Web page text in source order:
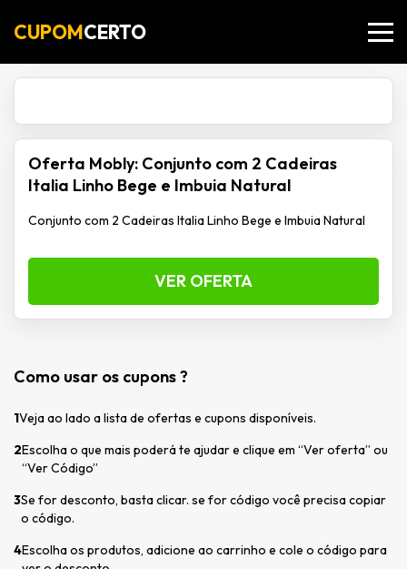
CUPOMCERTO
Oferta Mobly: Conjunto com 2 Cadeiras
Italia Linho Bege e Imbuia Natural
Conjunto com 2 Cadeiras Italia Linho Bege e Imbuia Natural
VER OFERTA
Como usar os cupons ?
1Veja ao lado a lista de ofertas e cupons disponíveis.
2Escolha o que mais poderá te ajudar e clique em “Ver oferta” ou
“Ver Código”
3Se for desconto, basta clicar. se for código você precisa copiar
o código.
4Escolha os produtos, adicione ao carrinho e cole o código para